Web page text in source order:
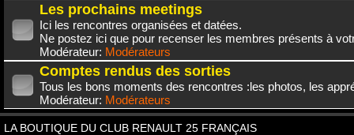
Les prochains meetings
Ici les rencontres organisées et datées.
Ne postez ici que pour recenser les membres présents à
Modérateur: Modérateurs
Comptes rendus des sorties
Tous les bons moments des rencontres :les photos, les
Modérateur: Modérateurs
LA BOUTIQUE DU CLUB RENAULT 25 FRANÇAIS